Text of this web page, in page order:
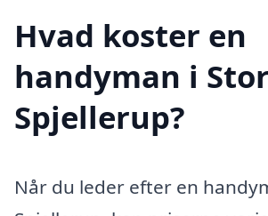
Hvad koster en
handyman i
Spjellerup?
Når du leder efter en